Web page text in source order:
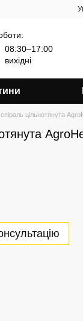
08:30–17:00
вихідні
цільнотянута